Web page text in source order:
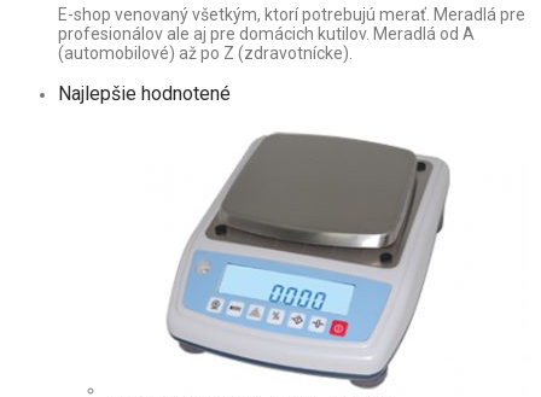
E-shop venovaný všetkým, ktorí potrebujú merať. Meradlá pre
profesionálov ale aj pre domácich kutilov. Meradlá od A
(automobilové) až po Z (zdravotnícke).
Najlepšie hodnotené